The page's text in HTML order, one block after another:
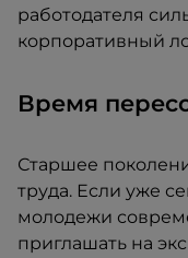
работодателя
корпоративный
Время
Старшее
труда. Если уже
молодежи
приглашать на